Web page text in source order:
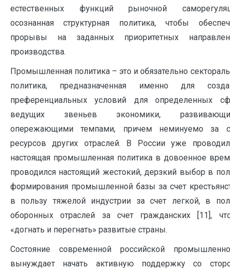
естественных функций рыночной
осознанная структурная политика, чтобы
прорывы на заданных приоритетных
производства.
Промышленная политика – это и обязательно
политика, предназначенная именно для
преференциальных условий для определенных
ведущих звеньев экономики,
опережающими темпами, причем неминуемо за
ресурсов других отраслей. В России уже
настоящая промышленная политика в довоенное
проводился настоящий жестокий, дерзкий выбор в
формирования промышленной базы за счет
в пользу тяжелой индустрии за счет легкой, в
оборонных отраслей за счет гражданских [11],
«догнать и перегнать» развитые страны.
Состояние современной российской
вынуждает начать активную поддержку со